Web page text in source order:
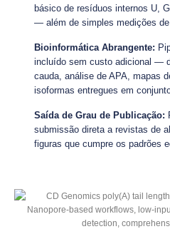
básico de resíduos internos U,
— além de simples medições
Bioinformática Abrangente:
incluído sem custo adicional —
cauda, análise de APA, mapas
isoformas entregues em
Saída de Grau de Publicação:
submissão direta a revistas de
figuras que cumpre os padrões